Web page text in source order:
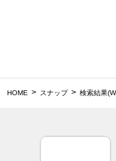
HOME スナップ 検索結果